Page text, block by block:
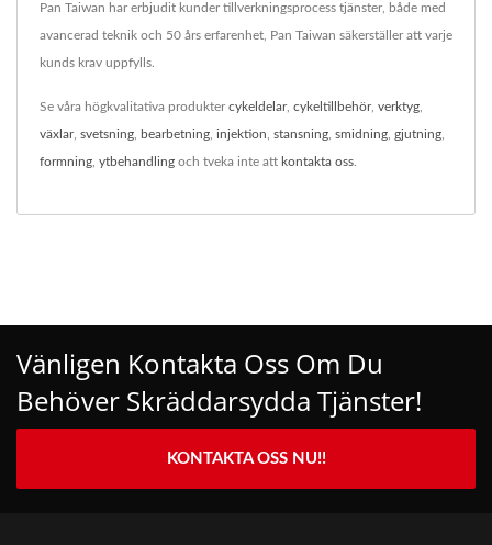
Pan Taiwan har erbjudit kunder tillverkningsprocess tjänster, både med
avancerad teknik och 50 års erfarenhet, Pan Taiwan säkerställer att varje
kunds krav uppfylls.
Se våra högkvalitativa produktercykeldelar, cykeltillbehör, verktyg
växlar, svetsning bearbetning injektion stansning smidning gjutning
formning ytbehandling och tveka inte att kontakta oss
Vänligen Kontakta Oss Om Du
Behöver Skräddarsydda Tjänster!
KONTAKTA OSS NU!!